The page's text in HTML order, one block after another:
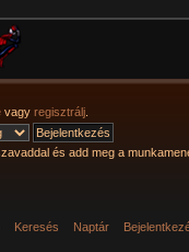
vagy regisztrálj
és add meg a
Keresés Naptár